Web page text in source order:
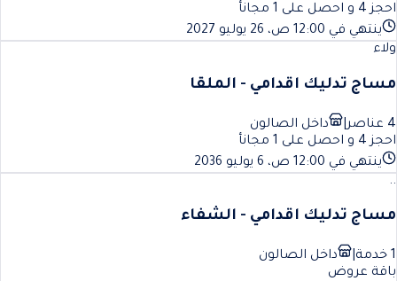
احجز 4 و احصل على 1 مجانأ
ينتهي في 12:00 ص، 26 يوليو 2027
ولاء
مساج تدليك اقدامي - الملقا
4 عناصر |
داخل الصالون
احجز 4 و احصل على 1 مجانأ
ينتهي في 12:00 ص، 6 يوليو 2036
..
مساج تدليك اقدامي - الشفاء
1 خدمة
داخل الصالون
باقة عروض